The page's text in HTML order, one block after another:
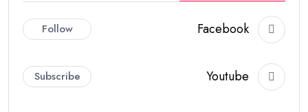
Facebook
Follow
Youtube
Subscribe